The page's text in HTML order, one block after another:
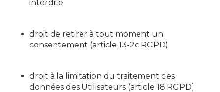
interdite
droit de retirer à tout moment un
consentement (article 13-2c RGPD)
droit à la limitation du traitement des
données des Utilisateurs (article 18 RGPD)